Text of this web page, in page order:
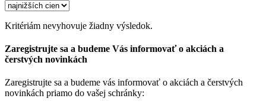
Kritériám nevyhovuje žiadny výsledok.
Zaregistrujte sa a budeme Vás informovať o akciách a
čerstvých novinkách
Zaregistrujte sa a budeme vás informovať o akciách a čerstvých
novinkách priamo do vašej schránky: